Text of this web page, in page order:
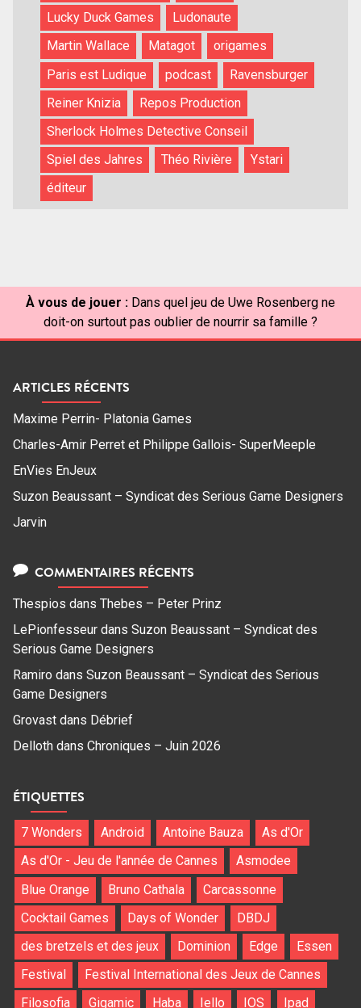
Lucky Duck Games
Ludonaute
Martin Wallace
Matagot
origames
Paris est Ludique
podcast
Ravensburger
Reiner Knizia
Repos Production
Sherlock Holmes Detective Conseil
Spiel des Jahres
Théo Rivière
Ystari
éditeur
À vous de jouer : Dans quel jeu de Uwe Rosenberg ne
doit-on surtout pas oublier de nourrir sa famille ?
ARTICLES RÉCENTS
Maxime Perrin- Platonia Games
Charles-Amir Perret et Philippe Gallois- SuperMeeple
EnVies EnJeux
Suzon Beaussant – Syndicat des Serious Game Designers
Jarvin
COMMENTAIRES RÉCENTS
Thespios dans Thebes – Peter Prinz
LePionfesseur dans Suzon Beaussant – Syndicat des
Serious Game Designers
Ramiro dans Suzon Beaussant – Syndicat des Serious
Game Designers
Grovast dans Débrief
Delloth dans Chroniques – Juin 2026
ÉTIQUETTES
7 Wonders Android Antoine Bauza
As d'Or
As d'Or - Jeu de l'année de Cannes
Asmodee
Blue Orange
Bruno Cathala
Carcassonne
Cocktail Games
Days of Wonder
DBDJ
des bretzels et des jeux
Dominion Edge
Essen
Festival
Festival International des Jeux de Cannes
Filosofia
Gigamic Haba Iello IOS Ipad